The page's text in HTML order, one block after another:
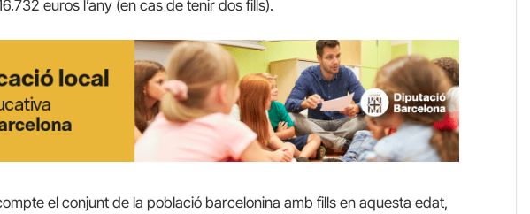
euros l’any (en cas de tenir dos fills).
el conjunt de la població barcelonina amb fills en aquesta edat,